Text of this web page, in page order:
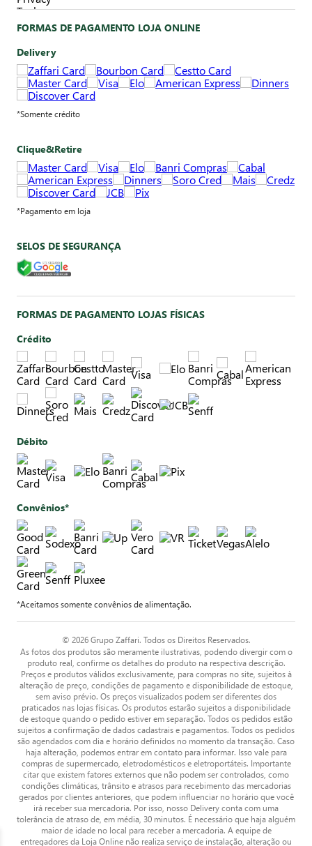
FORMAS DE PAGAMENTO LOJA ONLINE
Delivery
*Somente crédito
Clique&Retire
*Pagamento em loja
SELOS DE SEGURANÇA
FORMAS DE PAGAMENTO LOJAS FÍSICAS
Crédito
Débito
Convênios*
*Aceitamos somente convênios de alimentação.
© 2026 Grupo Zaffari. Todos os Direitos Reservados.
As fotos dos produtos são meramente ilustrativas, podendo divergir com o
produto real, confirme os detalhes do produto na respectiva descrição.
Preços e produtos válidos exclusivamente, para compras no site, sujeitos à
alteração de preço, condições de pagamento e disponibilidade de estoque,
sem aviso prévio. Os preços visualizados podem ser diferentes dos
praticados nas lojas físicas. Os produtos estarão sujeitos a disponibilidade
de estoque quando o pedido estiver em separação. Todos os pedidos estão
sujeitos a confirmação de dados cadastrais e pagamentos. Todos os pedidos
são agendados com dia e horário definidos no momento da transação. Caso
haja alteração, podemos entrar em contato para informar. Isso vale para
compras de supermercado, eletrodomésticos e eletroportáteis. Importante
citar que existem fatores externos que não podem ser controlados, como
condições climáticas, trânsito e atrasos para recebimento das mercadorias
gerados por clientes anteriores, que podem influenciar no horário que você
irá receber sua mercadoria. Por isso, nosso Delivery conta com uma
tolerância de atraso de, em média, 30 minutos. É necessário que haja alguém
maior de idade no local para receber a mercadoria. A equipe de
entregadores da Loja Online não realiza serviço de instalação, alteração ou